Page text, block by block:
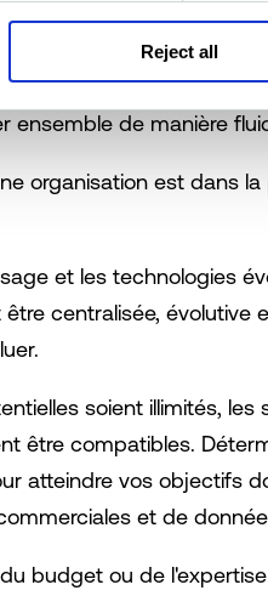
Reject all
de données, vous
à-dire d'un ensemble
projets. Pour être
ensemble de manière
organisation est dans
et les technologies
centralisée, évolutive
soient illimités, les
être compatibles.
atteindre vos objectifs
et de
budget ou de l'expertise